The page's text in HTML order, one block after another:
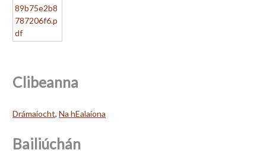
Clibeanna
Drámaíocht, Na hEalaíona
Bailiúchán